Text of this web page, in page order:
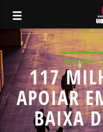
NOTICIAS
117
APOIAR
BAIXA